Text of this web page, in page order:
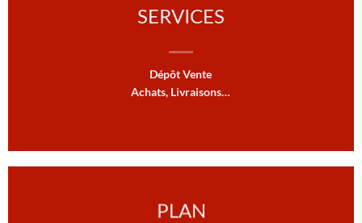
SERVICES
Dépôt Vente
Achats, Livraisons…
PLAN